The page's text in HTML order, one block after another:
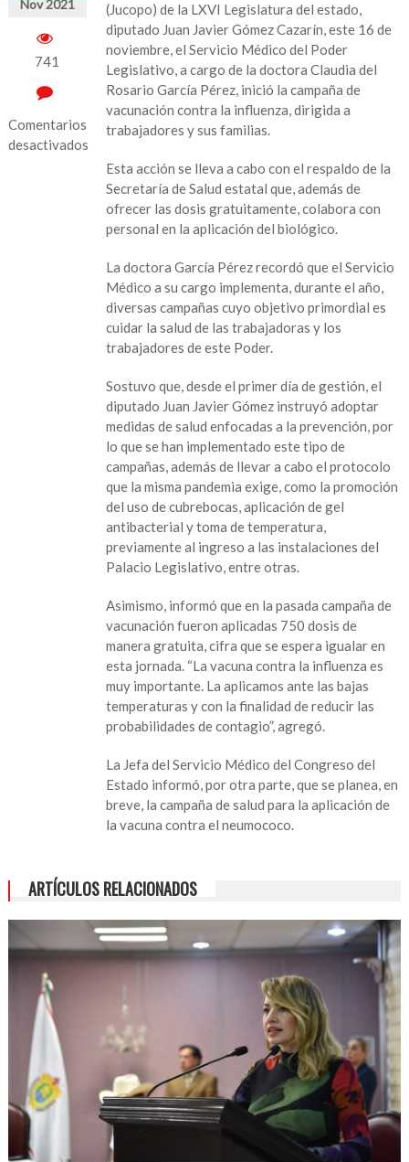
Nov 2021
741
Comentarios
desactivados
(Jucopo) de la LXVI Legislatura del estado,
diputado Juan Javier Gómez Cazarín, este 16 de
noviembre, el Servicio Médico del Poder
Legislativo, a cargo de la doctora Claudia del
Rosario García Pérez, inició la campaña de
vacunación contra la influenza, dirigida a
trabajadores y sus familias.
Esta acción se lleva a cabo con el respaldo de la
Secretaría de Salud estatal que, además de
ofrecer las dosis gratuitamente, colabora con
personal en la aplicación del biológico.
La doctora García Pérez recordó que el Servicio
Médico a su cargo implementa, durante el año,
diversas campañas cuyo objetivo primordial es
cuidar la salud de las trabajadoras y los
trabajadores de este Poder.
Sostuvo que, desde el primer día de gestión, el
diputado Juan Javier Gómez instruyó adoptar
medidas de salud enfocadas a la prevención, por
lo que se han implementado este tipo de
campañas, además de llevar a cabo el protocolo
que la misma pandemia exige, como la promoción
del uso de cubrebocas, aplicación de gel
antibacterial y toma de temperatura,
previamente al ingreso a las instalaciones del
Palacio Legislativo, entre otras.
Asimismo, informó que en la pasada campaña de
vacunación fueron aplicadas 750 dosis de
manera gratuita, cifra que se espera igualar en
esta jornada. “La vacuna contra la influenza es
muy importante. La aplicamos ante las bajas
temperaturas y con la finalidad de reducir las
probabilidades de contagio”, agregó.
La Jefa del Servicio Médico del Congreso del
Estado informó, por otra parte, que se planea, en
breve, la campaña de salud para la aplicación de
la vacuna contra el neumococo.
ARTÍCULOS RELACIONADOS